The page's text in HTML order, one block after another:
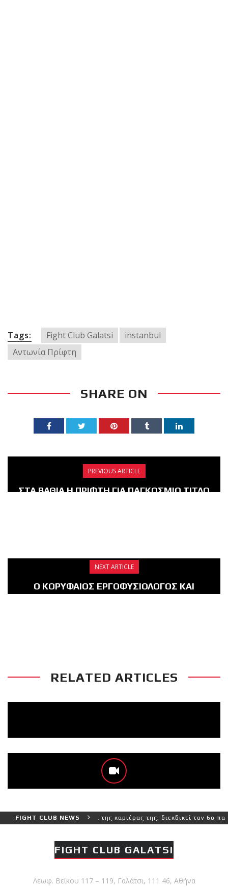
Tags: Fight Club Galatsi
instanbul
Αντωνία Πρίφτη
SHARE ON
PREVIOUS ARTICLE
ΣΤΑ ΒΑΘΙΑ Η ΠΡΙΦΤΗ ΓΙΑ ΠΑΓΚΟΣΜΙΟ ΤΙΤΛΟ
NEXT ARTICLE
Ο ΚΟΡΥΦΑΙΟΣ ΕΡΓΟΦΥΣΙΟΛΟΓΟΣ ΚΑΙ
RELATED ARTICLES
FIGHT CLUB NEWS
πιο δύσκολο αγώνα της καριέρας της, διεκδικεί τον 6ο
FIGHT CLUB GALATSI
Λεωφ. Βεϊκου 117 – 119, Γαλάτσι, 111 46, Αθήνα